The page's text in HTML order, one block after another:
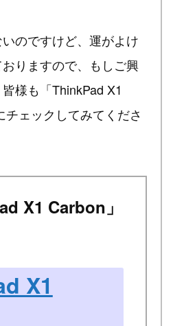
のですけど、運がよけ
りますので、もしご興
様も「ThinkPad X1
ェックしてみてくださ
X1 Carbon」
X1